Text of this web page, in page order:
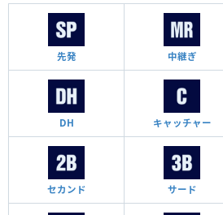
先発 中継ぎ
DH キャッチャー
セカンド サード